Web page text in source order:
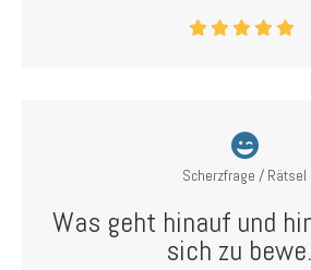
Scherzfrage / Rätsel
Was geht hinauf und
sich zu